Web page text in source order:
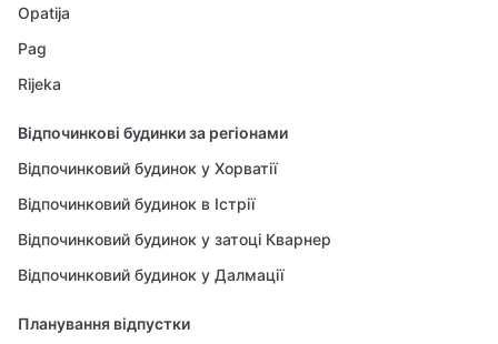
Opatija
Pag
Rijeka
Відпочинкові будинки за регіонами
Відпочинковий будинок у Хорватії
Відпочинковий будинок в Істрії
Відпочинковий будинок у затоці Кварнер
Відпочинковий будинок у Далмації
Планування відпустки